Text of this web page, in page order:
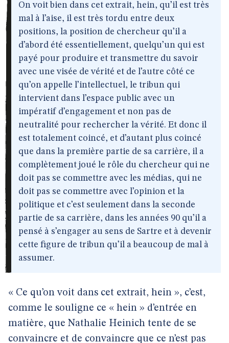
On voit bien dans cet extrait, hein, qu’il est très
mal à l’aise, il est très tordu entre deux
positions, la position de chercheur qu’il a
d’abord été essentiellement, quelqu’un qui est
payé pour produire et transmettre du savoir
avec une visée de vérité et de l’autre côté ce
qu’on appelle l’intellectuel, le tribun qui
intervient dans l’espace public avec un
impératif d’engagement et non pas de
neutralité pour rechercher la vérité. Et donc il
est totalement coincé, et d’autant plus coincé
que dans la première partie de sa carrière, il a
complètement joué le rôle du chercheur qui ne
doit pas se commettre avec les médias, qui ne
doit pas se commettre avec l’opinion et la
politique et c’est seulement dans la seconde
partie de sa carrière, dans les années 90 qu’il a
pensé à s’engager au sens de Sartre et à devenir
cette figure de tribun qu’il a beaucoup de mal à
assumer.
« Ce qu’on voit dans cet extrait, hein », c’est,
comme le souligne ce « hein » d’entrée en
matière, que Nathalie Heinich tente de se
convaincre et de convaincre que ce n’est pas